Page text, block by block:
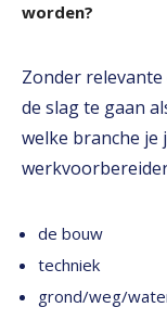
worden?
Zonder
de slag te gaan
welke branche je
de bouw
techniek
grond/weg/